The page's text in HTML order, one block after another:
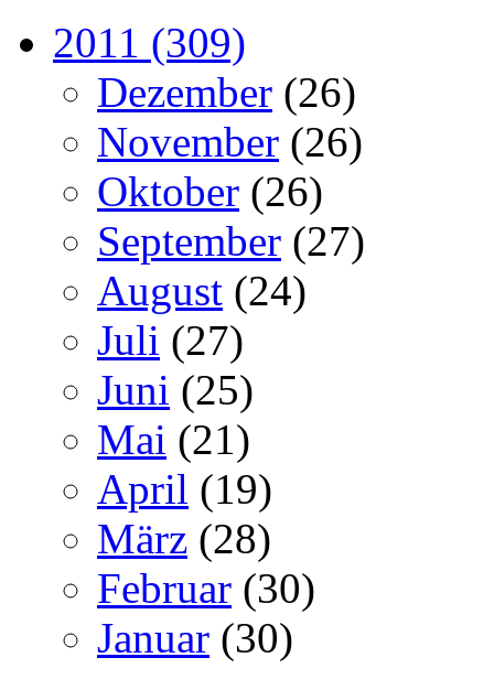
2011 (309)
Dezember (26)
November (26)
Oktober (26)
September (27)
August (24)
Juli (27)
Juni (25)
Mai (21)
April (19)
März (28)
Februar (30)
Januar (30)